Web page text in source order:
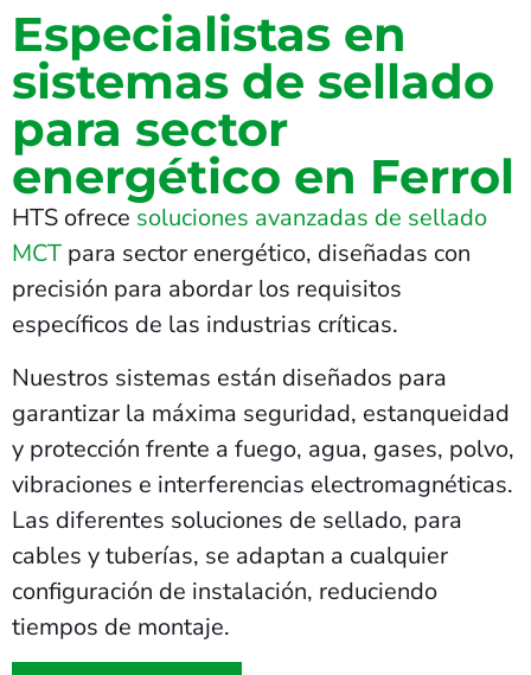
Especialistas en
sistemas de sellado
para sector
energético en Ferrol
HTS ofrece soluciones avanzadas de sellado
MCT para sector energético, diseñadas con
precisión para abordar los requisitos
específicos de las industrias críticas.
Nuestros sistemas están diseñados para
garantizar la máxima seguridad, estanqueidad
y protección frente a fuego, agua, gases, polvo,
vibraciones e interferencias electromagnéticas.
Las diferentes soluciones de sellado, para
cables y tuberías, se adaptan a cualquier
configuración de instalación, reduciendo
tiempos de montaje.